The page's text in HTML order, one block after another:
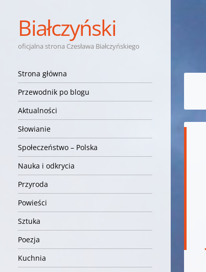
Białczyński
oficjalna strona Czesława Białczyńskiego
Nawigacja
Przejdź do treści
Strona główna
Przewodnik po blogu
Aktualności
Słowianie
Społeczeństwo – Polska
Nauka i odkrycia
Przyroda
Powieści
Sztuka
Poezja
Kuchnia